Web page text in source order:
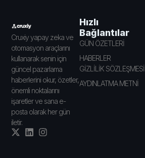
Cruxiy yapay zeka ve
otomasyon araçlarını
kullanarak senin için
güncel pazarlama
haberlerini okur, özetler,
önemli noktalarını
işaretler ve sana e-
posta olarak her gün
iletir.
Hızlı
Bağlantılar
GÜN ÖZETLERİ
HABERLER
GİZLİLİK SÖZLEŞMESİ
AYDINLATMA METNİ